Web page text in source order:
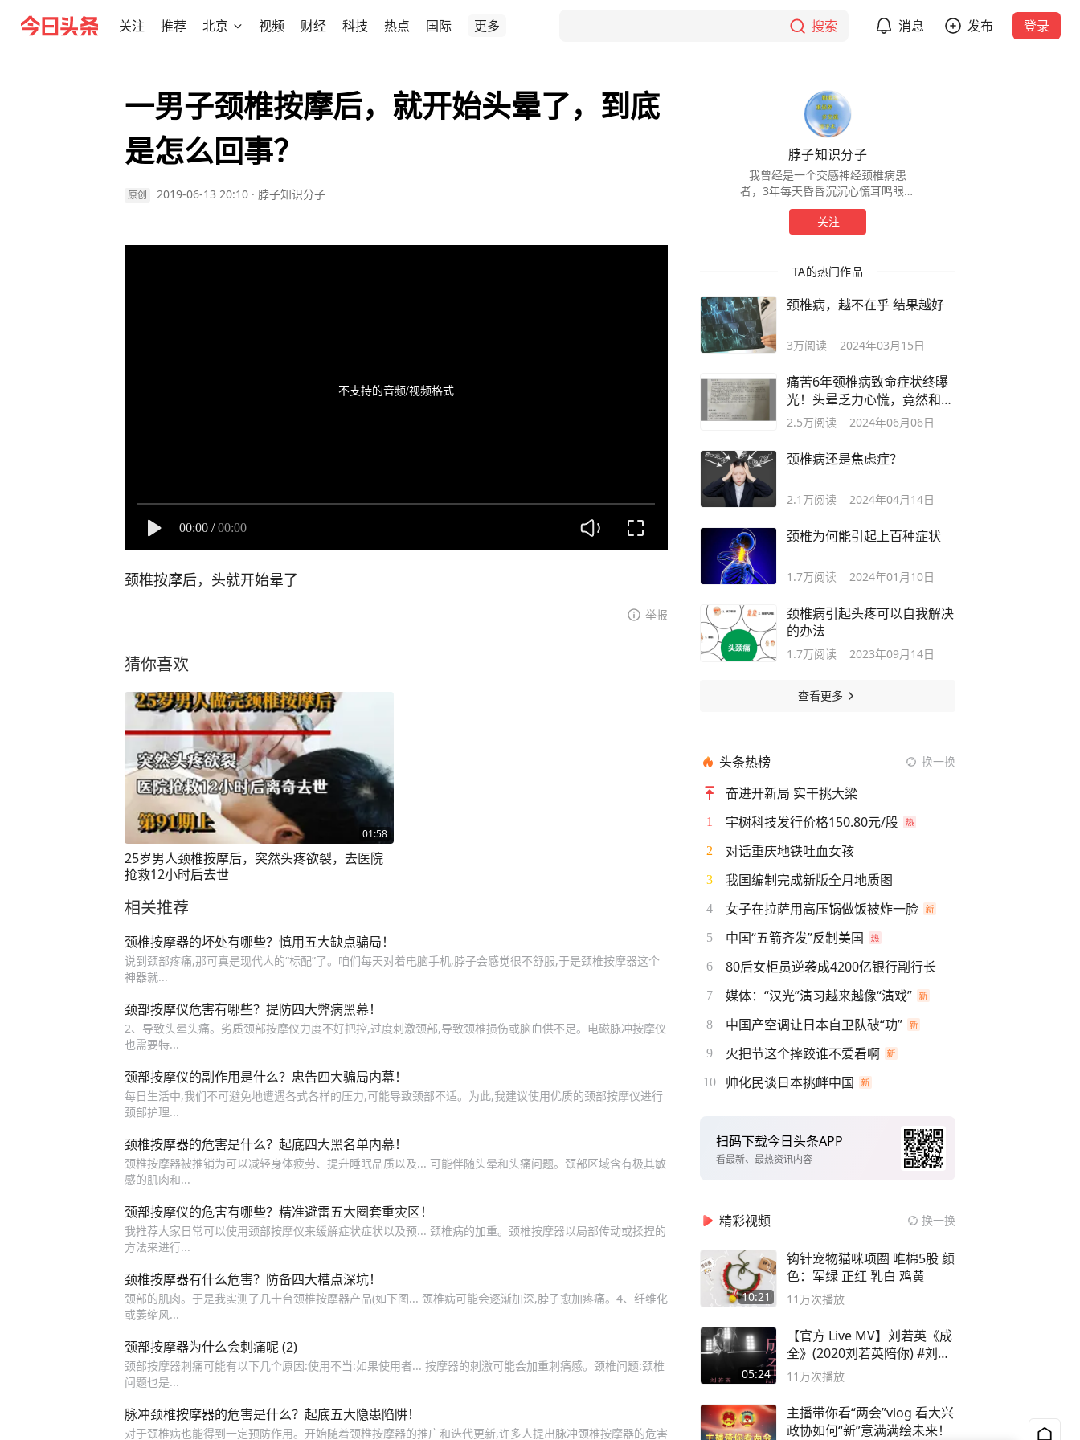
关注 推荐 北京 视频 财经 科技 热点 国际 更多 搜索 消息 发布 登录
一男子颈椎按摩后，就开始头晕了，到底
是怎么回事？
原创 2019-06-13 20:10 · 脖子知识分子
不支持的音频/视频格式
00:00 / 00:00
颈椎按摩后，头就开始晕了
举报
猜你喜欢
01:58
25岁男人颈椎按摩后，突然头疼欲裂，去医院
抢救12小时后去世
相关推荐
颈椎按摩器的坏处有哪些？慎用五大缺点骗局！
说到颈部疼痛,那可真是现代人的“标配”了。咱们每天对着电脑手机,脖子会感觉很不舒服,于是颈椎按摩器这个
神器就...
颈部按摩仪危害有哪些？提防四大弊病黑幕！
2、导致头晕头痛。劣质颈部按摩仪力度不好把控,过度刺激颈部,导致颈椎损伤或脑血供不足。电磁脉冲按摩仪
也需要特...
颈部按摩仪的副作用是什么？忠告四大骗局内幕！
每日生活中,我们不可避免地遭遇各式各样的压力,可能导致颈部不适。为此,我建议使用优质的颈部按摩仪进行
颈部护理...
颈椎按摩器的危害是什么？起底四大黑名单内幕！
颈椎按摩器被推销为可以减轻身体疲劳、提升睡眠品质以及... 可能伴随头晕和头痛问题。颈部区域含有极其敏
感的肌肉和...
颈部按摩仪的危害有哪些？精准避雷五大圈套重灾区！
我推荐大家日常可以使用颈部按摩仪来缓解症状症状以及预... 颈椎病的加重。颈椎按摩器以局部传动或揉捏的
方法来进行...
颈椎按摩器有什么危害？防备四大槽点深坑！
颈部的肌肉。于是我实测了几十台颈椎按摩器产品(如下图... 颈椎病可能会逐渐加深,脖子愈加疼痛。4、纤维化
或萎缩风...
颈部按摩器为什么会刺痛呢 (2)
颈部按摩器刺痛可能有以下几个原因:使用不当:如果使用者... 按摩器的刺激可能会加重刺痛感。颈椎问题:颈椎
问题也是...
脉冲颈椎按摩器的危害是什么？起底五大隐患陷阱！
对于颈椎病也能得到一定预防作用。开始随着颈椎按摩器的推广和迭代更新,许多人提出脉冲颈椎按摩器的危害
脖子知识分子
我曾经是一个交感神经颈椎病患
者，3年每天昏昏沉沉心慌耳鸣眼睛
胀痛视力等等生不如死，10年前走
过很多弯路做过很多治疗，希望我
能帮助大家少走弯路
关注
TA的热门作品
颈椎病，越不在乎 结果越好
3万阅读 2024年03月15日
痛苦6年颈椎病致命症状终曝
光！头晕乏力心慌，竟然和颈
椎有关？
2.5万阅读 2024年06月06日
颈椎病还是焦虑症？
2.1万阅读 2024年04月14日
颈椎为何能引起上百种症状
1.7万阅读 2024年01月10日
颈椎病引起头疼可以自我解决
的办法
1.7万阅读 2023年09月14日
查看更多
头条热榜 换一换
奋进开新局 实干挑大梁
1 宇树科技发行价格150.80元/股
2 对话重庆地铁吐血女孩
3 我国编制完成新版全月地质图
4 女子在拉萨用高压锅做饭被炸一脸
5 中国“五箭齐发”反制美国
6 80后女柜员逆袭成4200亿银行副行长
7 媒体：“汉光”演习越来越像“演戏”
8 中国产空调让日本自卫队破“功”
9 火把节这个摔跤谁不爱看啊
10 帅化民谈日本挑衅中国
扫码下载今日头条APP
看最新、最热资讯内容
精彩视频 换一换
10:21
钩针宠物猫咪项圈 唯棉5股 颜
色：军绿 正红 乳白 鸡黄
11万次播放
05:24
【官方 Live MV】刘若英《成
全》(2020刘若英陪你) #刘若
英 #成全
11万次播放
主播带你看“两会”vlog 看大兴
政协如何“新”意满满绘未来！